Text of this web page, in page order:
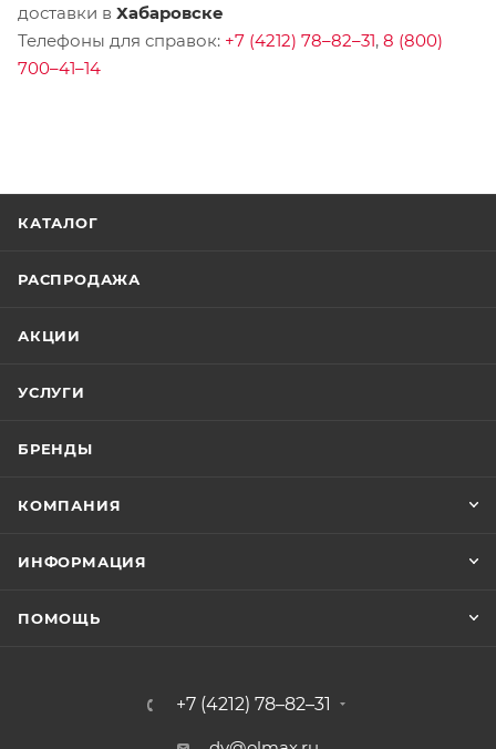
доставки в Хабаровске
Телефоны для справок: +7 (4212) 78–82–31, 8 (800)
700–41–14
КАТАЛОГ
РАСПРОДАЖА
АКЦИИ
УСЛУГИ
БРЕНДЫ
КОМПАНИЯ
ИНФОРМАЦИЯ
ПОМОЩЬ
+7 (4212) 78–82–31